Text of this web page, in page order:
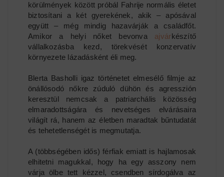
körülmények között próbál Fahrije normális életet
biztosítani a két gyerekének, akik – apósával
együtt – még mindig hazavárják a családfőt.
Amikor a helyi nőket bevonva ajvárkészítő
vállalkozásba kezd, törekvését konzervatív
környezete lázadásként éli meg.
Blerta Basholli igaz történetet elmesélő filmje az
önállósodó nőkre zúduló dühön és agresszión
keresztül nemcsak a patriarchális közösség
elmaradottságára és nevetséges elvárásaira
világít rá, hanem az életben maradtak bűntudatát
és tehetetlenségét is megmutatja.
A (többségében idős) férfiak emiatt is hajlamosak
elhitetni magukkal, hogy ha egy asszony nem
várja ölbe tett kézzel, csendben sírdogálva az